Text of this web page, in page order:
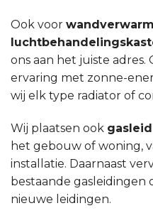
Ook voor
ons aan het juiste
ervaring met zonne-
wij elk type radiator of
Wij plaatsen ook
het gebouw of woning,
installatie. Daarnaast
bestaande gasleidingen
nieuwe leidingen.